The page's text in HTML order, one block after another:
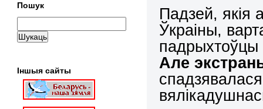
Падзей, якія
Ўкраіны,
Але
Пошук
Іншыя сайты